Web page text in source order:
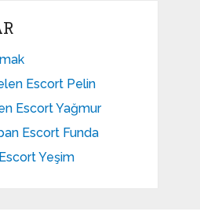
Escort Pelin
Escort Yağmur
Escort Funda
Yeşim